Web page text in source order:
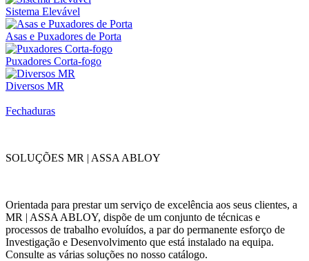
Sistema Elevável
Asas e Puxadores de Porta
Puxadores Corta-fogo
Diversos MR
Fechaduras
SOLUÇÕES MR | ASSA ABLOY
Orientada para prestar um serviço de excelência aos seus clientes, a
MR | ASSA ABLOY, dispõe de um conjunto de técnicas e
processos de trabalho evoluídos, a par do permanente esforço de
Investigação e Desenvolvimento que está instalado na equipa.
Consulte as várias soluções no nosso catálogo.